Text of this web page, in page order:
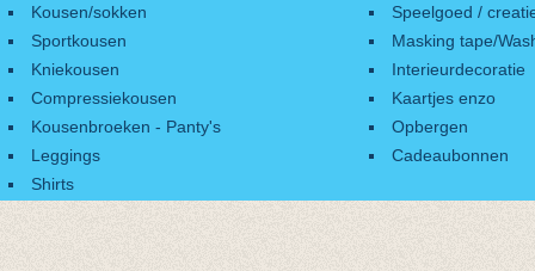
Kousen/sokken
Sportkousen
Kniekousen
Compressiekousen
Kousenbroeken - Panty's
Leggings
Shirts
Speelgoed /
Masking tape/
Interieurdecoratie
Kaartjes enzo
Opbergen
Cadeaubonnen